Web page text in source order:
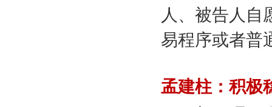
人、被告人自
易程序或者普
孟建柱：积极